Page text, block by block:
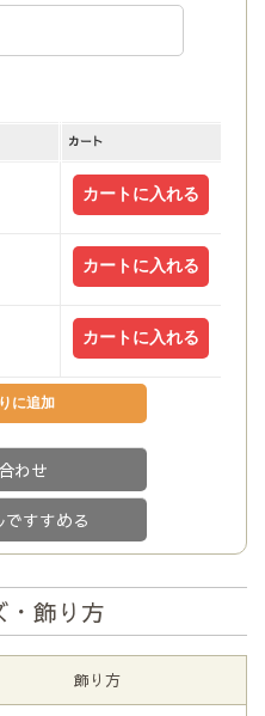
カート
わせ
すすめる
・飾り方
飾り方